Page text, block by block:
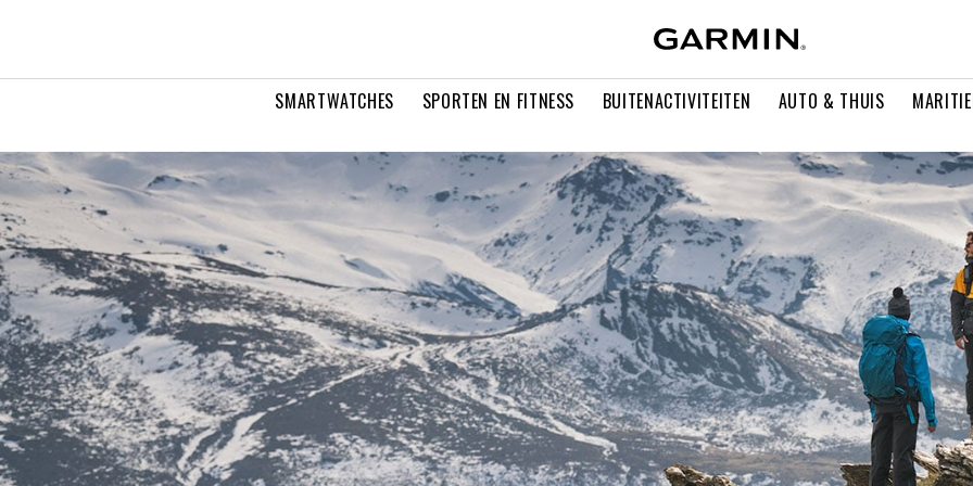
SMARTWATCHES SPORTEN EN FITNESS BUITENACTIVITEITEN AUTO & THUIS